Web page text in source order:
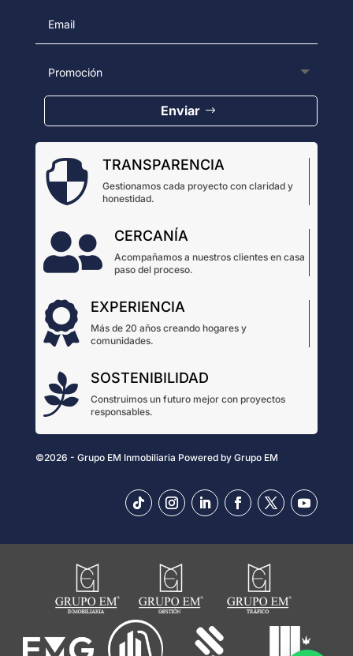
Enviar
 TRANSPARENCIA
Gestionamos cada proyecto con claridad y
honestidad.
 CERCANÍA
Acompañamos a nuestros clientes en casa
paso del proceso.
 EXPERIENCIA
Más de 20 años creando hogares y
comunidades.
 SOSTENIBILIDAD
Construimos un futuro mejor con proyectos
responsables.
©2026 - Grupo EM Inmobiliaria Powered by Grupo EM